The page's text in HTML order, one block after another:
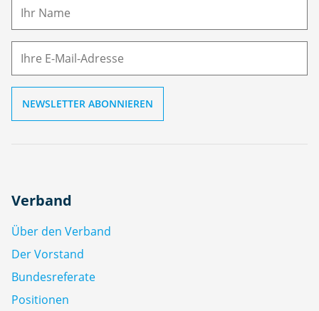
M
Verband
Über den Verband
Der Vorstand
Bundesreferate
Positionen